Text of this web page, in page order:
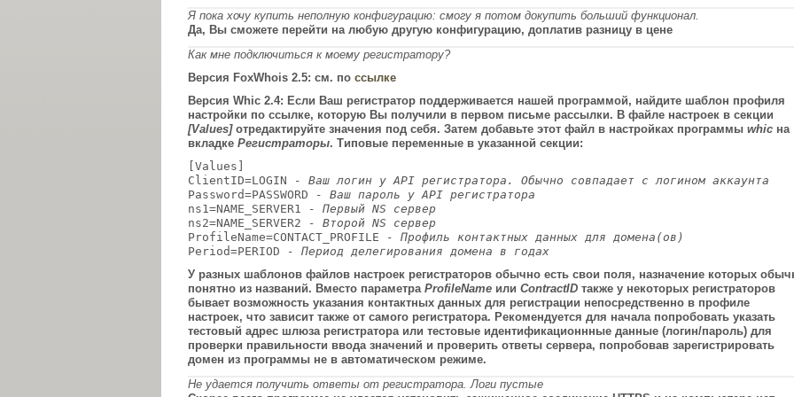
Я пока хочу купить неполную конфигурацию: смогу я потом докупить больший функционал.
Да, Вы сможете перейти на любую другую конфигурацию, доплатив разницу в цене
Как мне подключиться к моему регистратору?
Версия FoxWhois 2.5: см. по ссылке
Версия Whic 2.4: Если Ваш регистратор поддерживается нашей программой, найдите шаблон профиля
настройки по ссылке, которую Вы получили в первом письме рассылки. В файле настроек в секции
[Values]отредактируйте значения под себя. Затем добавьте этот файл в настройках программы whic на
вкладке Регистраторы. Типовые переменные в указанной секции:
[Values]
ClientID=LOGIN
- Ваш логин у API регистратора. Обычно совпадает с логином аккаунта
Password=PASSWORD
- Ваш пароль у API регистратора
ns1=NAME_SERVER1
- Первый NS сервер
ns2=NAME_SERVER2
- Второй NS сервер
ProfileName=CONTACT_PROFILE
- Профиль контактных данных для домена(ов)
Period=PERIOD
- Период делегирования домена в годах
У разных шаблонов файлов настроек регистраторов обычно есть свои поля, назначение которых
понятно из названий. Вместо параметра ProfileName или ContractID также у некоторых регистраторов
бывает возможность указания контактных данных для регистрации непосредственно в профиле
настроек, что зависит также от самого регистратора. Рекомендуется для начала попробовать указать
тестовый адрес шлюза регистратора или тестовые идентификационнные данные (логин/пароль) для
проверки правильности ввода значений и проверить ответы сервера, попробовав зарегистрировать
домен из программы не в автоматическом режиме.
Не удается получить ответы от регистратора. Логи пустые